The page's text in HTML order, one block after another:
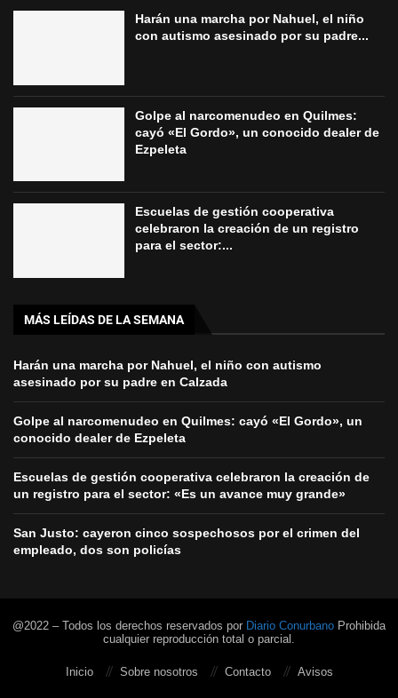
Harán una marcha por Nahuel, el niño
con autismo asesinado por su padre...
Golpe al narcomenudeo en Quilmes:
cayó «El Gordo», un conocido dealer de
Ezpeleta
Escuelas de gestión cooperativa
celebraron la creación de un registro
para el sector:...
MÁS LEÍDAS DE LA SEMANA
Harán una marcha por Nahuel, el niño con autismo
asesinado por su padre en Calzada
Golpe al narcomenudeo en Quilmes: cayó «El Gordo», un
conocido dealer de Ezpeleta
Escuelas de gestión cooperativa celebraron la creación de
un registro para el sector: «Es un avance muy grande»
San Justo: cayeron cinco sospechosos por el crimen del
empleado, dos son policías
@2022 – Todos los derechos reservados por Diario Conurbano Prohibida
cualquier reproducción total o parcial.
Inicio Sobre nosotros Contacto Avisos